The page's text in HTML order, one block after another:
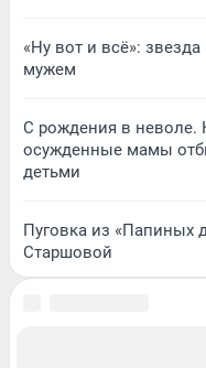
«Ну вот и всё»:
мужем
С рождения в неволе.
осужденные мамы
детьми
Пуговка из «Папиных
Старшовой